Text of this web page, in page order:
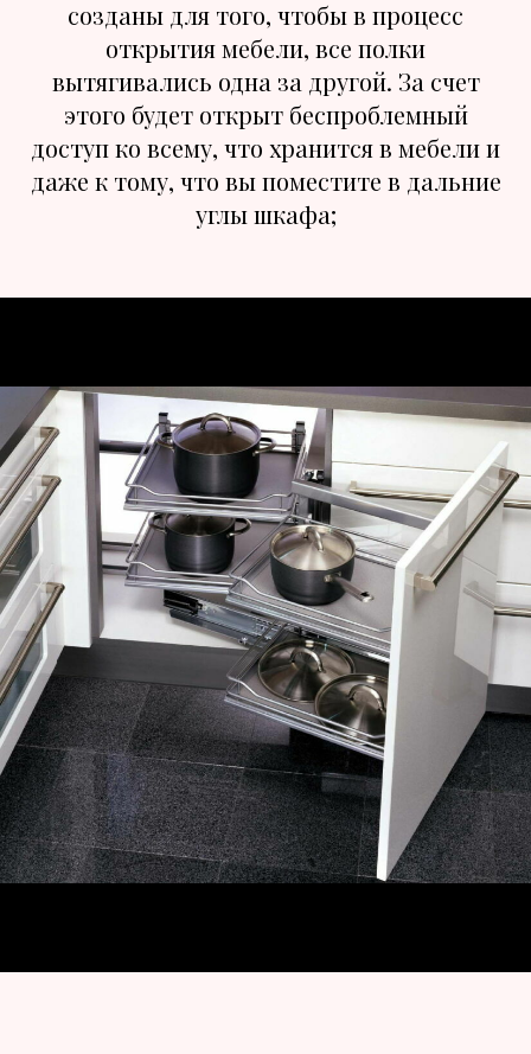
созданы для того, чтобы в процесс
открытия мебели, все полки
вытягивались одна за другой. За счет
этого будет открыт беспроблемный
доступ ко всему, что хранится в мебели и
даже к тому, что вы поместите в дальние
углы шкафа;